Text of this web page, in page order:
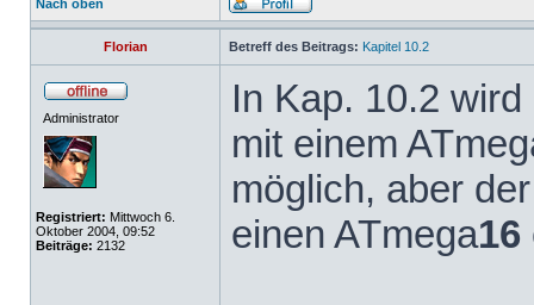
Nach oben
Florian Betreff des Beitrags: Kapitel 10.2
Administrator
Registriert: Mittwoch 6.
Oktober 2004, 09:52
Beiträge: 2132
In Kap. 10.2
mit einem
möglich, aber
einen ATmega16